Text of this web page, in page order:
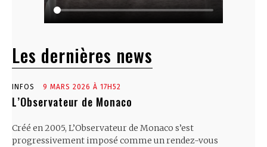
Les dernières news
INFOS 9 MARS 2026 À 17H52
L’Observateur de Monaco
Créé en 2005, L’Observateur de Monaco s’est
progressivement imposé comme un rendez-vous